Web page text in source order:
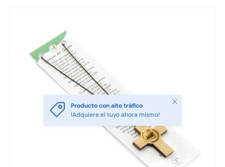
Producto con alto tráfico
!Adquiere el tuyo ahora mismo!
Cerrar